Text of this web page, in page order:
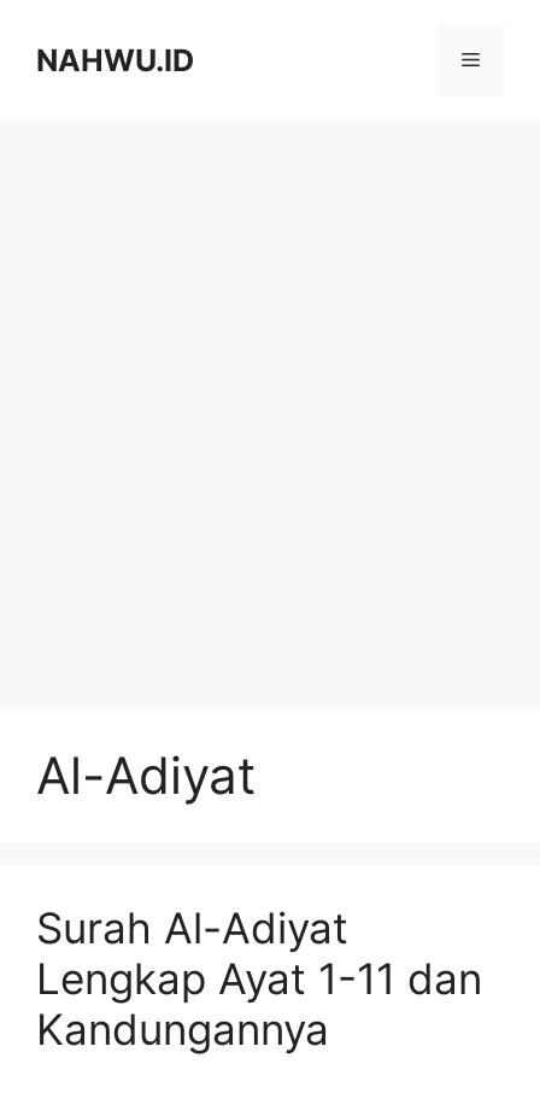
NAHWU.ID Menu
Al-Adiyat
Surah Al-Adiyat
Lengkap Ayat 1-11 dan
Kandungannya